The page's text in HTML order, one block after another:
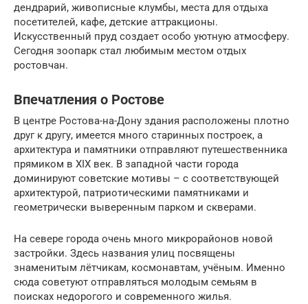
дендрарий, живописные клумбы, места для отдыха
посетителей, кафе, детские аттракционы.
Искусственный пруд создает особо уютную атмосферу.
Сегодня зоопарк стал любимым местом отдых
ростовчан.
Впечатления о Ростове
В центре Ростова-на-Дону здания расположены плотно
друг к другу, имеется много старинных построек, а
архитектура и памятники отправляют путешественника
прямиком в XIX век. В западной части города
доминируют советские мотивы – с соответствующей
архитектурой, патриотическими памятниками и
геометрически выверенным парком и скверами.
На севере города очень много микрорайонов новой
застройки. Здесь названия улиц посвящены
знаменитым лётчикам, космонавтам, учёным. Именно
сюда советуют отправляться молодым семьям в
поисках недорогого и современного жилья.